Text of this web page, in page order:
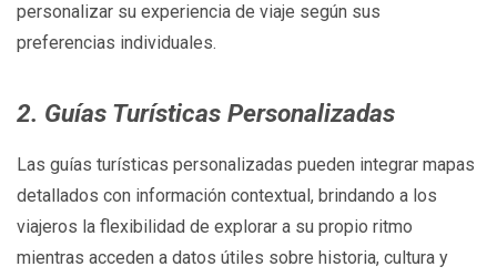
personalizar su experiencia de viaje según sus
preferencias individuales.
2. Guías Turísticas Personalizadas
Las guías turísticas personalizadas pueden integrar mapas
detallados con información contextual, brindando a los
viajeros la flexibilidad de explorar a su propio ritmo
mientras acceden a datos útiles sobre historia, cultura y